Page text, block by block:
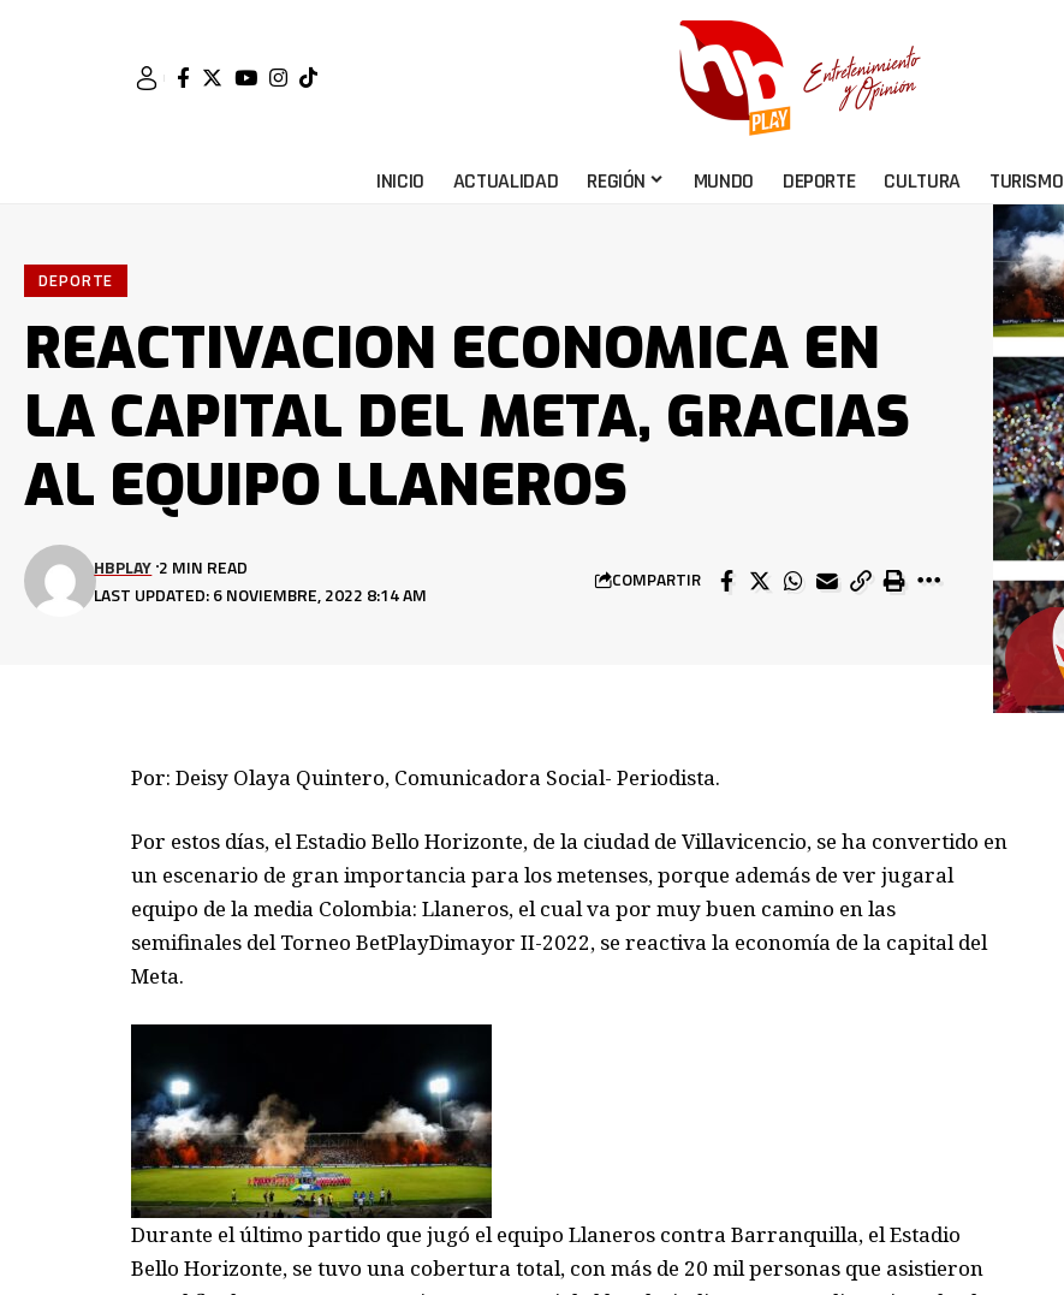
INICIO ACTUALIDAD REGIÓN MUNDO DEPORTE CULTURA TURISMO
DEPORTE
REACTIVACION ECONOMICA EN
LA CAPITAL DEL META, GRACIAS
AL EQUIPO LLANEROS
LAST UPDATED: 6 NOVIEMBRE, 2022 8:14 AM
HBPLAY 2 MIN READ
COMPARTIR
Por: Deisy Olaya Quintero, Comunicadora Social- Periodista.
Por estos días, el Estadio Bello Horizonte, de la ciudad de Villavicencio, se ha convertido en
un escenario de gran importancia para los metenses, porque además de ver jugaral
equipo de la media Colombia: Llaneros, el cual vapor muy buen camino enlas
semifinalesdelTorneo BetPlayDimayor II-2022, se reactiva la economía de la capital del
Meta.
Durante el último partido que jugó el equipo Llaneros contra Barranquilla, el Estadio
Bello Horizonte, se tuvo una cobertura total, conmás de 20 mil personasque asistieron